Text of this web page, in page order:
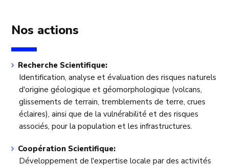
Nos actions
Recherche Scientifique:
Identification, analyse et évaluation des risques naturels
d'origine géologique et géomorphologique (volcans,
glissements de terrain, tremblements de terre, crues
éclaires), ainsi que de la vulnérabilité et des risques
associés, pour la population et les infrastructures.
Coopération Scientifique:
Développement de l'expertise locale par des activités